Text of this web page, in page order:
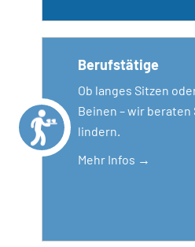
Berufstätige
Ob langes Sitzen
Beinen – wir beraten
lindern.
Mehr Infos →